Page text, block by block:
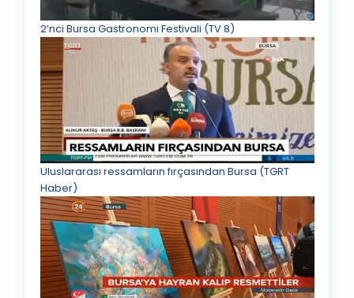
2’nci Bursa Gastronomi Festivali (TV 8)
Uluslararası ressamların fırçasından Bursa (TGRT
Haber)